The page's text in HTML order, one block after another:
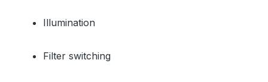
Illumination
Filter switching